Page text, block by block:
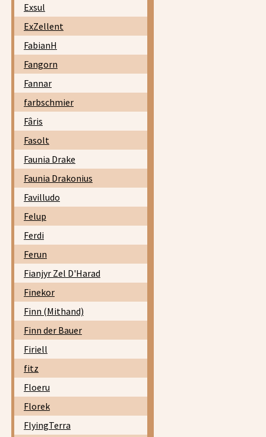
Exsul
ExZellent
FabianH
Fangorn
Fannar
farbschmier
Fâris
Fasolt
Faunia Drake
Faunia Drakonius
Favilludo
Felup
Ferdi
Ferun
Fianjyr Zel D'Harad
Finekor
Finn (Mithand)
Finn der Bauer
Firiell
fitz
Floeru
Florek
FlyingTerra